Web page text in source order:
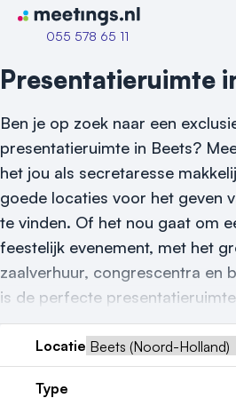
Naar home van Meetings
055 578 65 11
Vraag locatie aan
Locatiegids
Presentatieruimte
Ben je op zoek naar een
presentatieruimte in Beets?
het jou als secretaresse
goede locaties voor het geven
te vinden. Of het nou gaat om
feestelijk evenement, met het
zaalverhuur, congrescentra en
is de perfecte
Locatie
Type